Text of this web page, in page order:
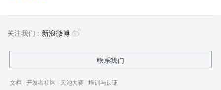
关注我们： 新浪微博
联系我们
文档 | 开发者社区 | 天池大赛 | 培训与认证